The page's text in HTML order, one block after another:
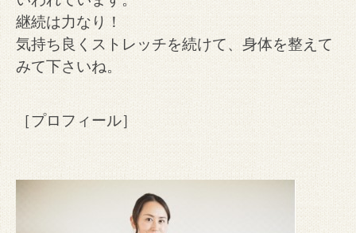
継続は力なり！
気持ち良くストレッチを続けて、身体を整えて
みて下さいね。
［プロフィール］